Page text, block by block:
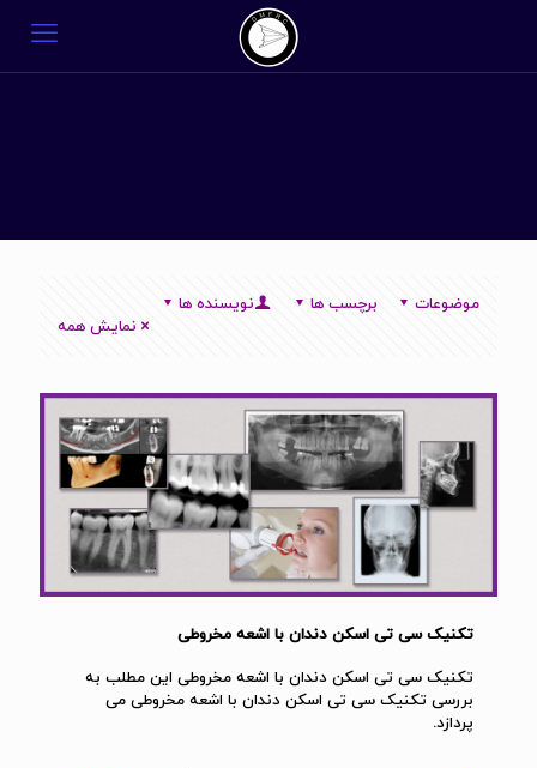
موضوعات برچسب ها
نویسنده ها
نمایش همه
تکنیک سی تی اسکن دندان با اشعه مخروطی
تکنیک سی تی اسکن دندان با اشعه مخروطی این مطلب به
بررسی تکنیک سی تی اسکن دندان با اشعه مخروطی می
پردازد.